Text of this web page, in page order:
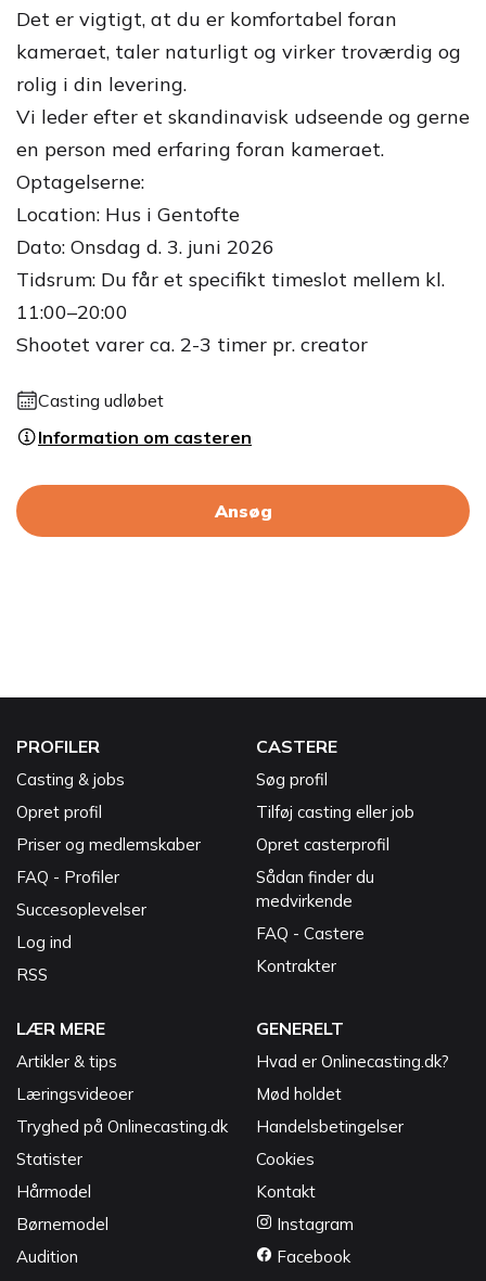
Det er vigtigt, at du er komfortabel foran
kameraet, taler naturligt og virker troværdig og
rolig i din levering.
Vi leder efter et skandinavisk udseende og gerne
en person med erfaring foran kameraet.
Optagelserne:
Location: Hus i Gentofte
Dato: Onsdag d. 3. juni 2026
Tidsrum: Du får et specifikt timeslot mellem kl.
11:00–20:00
Shootet varer ca. 2-3 timer pr. creator
Casting udløbet
Information om casteren
Ansøg
PROFILER
Casting & jobs
Opret profil
Priser og medlemskaber
FAQ - Profiler
Succesoplevelser
Log ind
RSS
CASTERE
Søg profil
Tilføj casting eller job
Opret casterprofil
Sådan finder du
medvirkende
FAQ - Castere
Kontrakter
LÆR MERE
Artikler & tips
Læringsvideoer
Tryghed på Onlinecasting.dk
Statister
Hårmodel
Børnemodel
Audition
GENERELT
Hvad er Onlinecasting.dk?
Mød holdet
Handelsbetingelser
Cookies
Kontakt
Instagram
Facebook